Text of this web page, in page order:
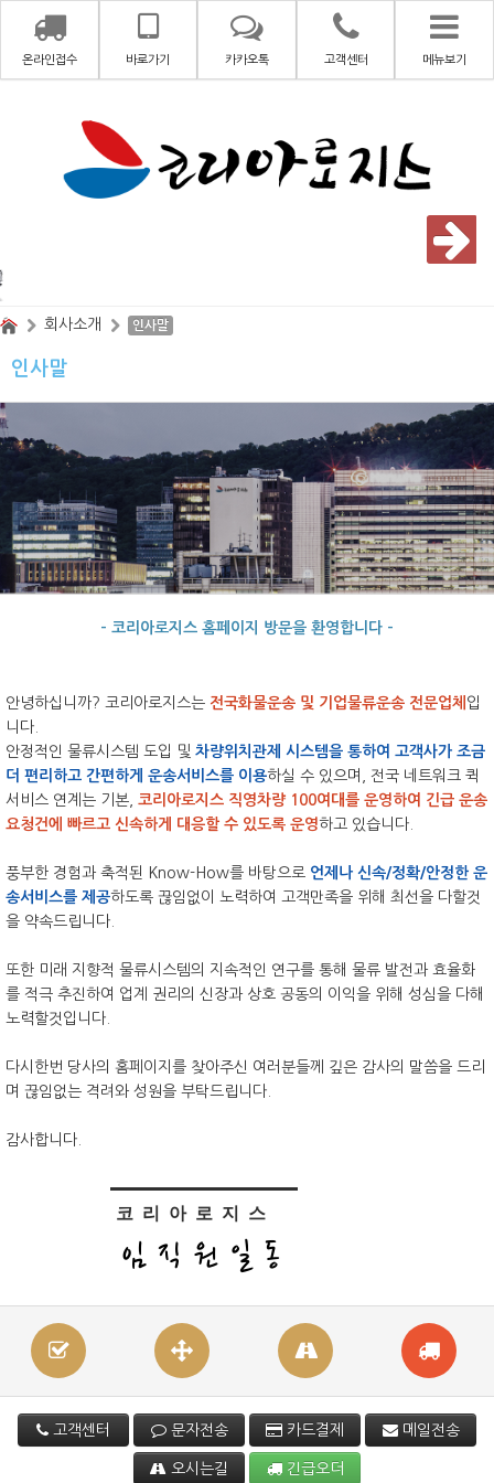
온라인접수 바로가기 카카오톡 고객센터 메뉴보기
회사소개 인사말
인사말
- 코리아로지스 홈페이지 방문을 환영합니다 -
안녕하십니까? 코리아로지스는 전국화물운송 및 기업물류운송 전문업체 입
니다.
안정적인 물류시스템 도입 및 차량위치관제 시스템을 통하여 고객사가 조금
더 편리하고 간편하게 운송서비스를 이용하실 수 있으며, 전국 네트워크 퀵
서비스 연계는 기본, 코리아로지스 직영차량 100여대를 운영하여 긴급 운송
요청건에 빠르고 신속하게 대응할 수 있도록 운영하고 있습니다.
풍부한 경험과 축적된 Know-How를 바탕으로 언제나 신속/정확/안정한 운
송서비스를 제공하도록 끊임없이 노력하여 고객만족을 위해 최선을 다할것
을 약속드립니다.
또한 미래 지향적 물류시스템의 지속적인 연구를 통해 물류 발전과 효율화
를 적극 추진하여 업계 권리의 신장과 상호 공동의 이익을 위해 성심을 다해
노력할것입니다.
다시한번 당사의 홈페이지를 찾아주신 여러분들께 깊은 감사의 말씀을 드리
며 끊임없는 격려와 성원을 부탁드립니다.
감사합니다.
코리아로지스
임직원일동
고객센터 문자전송 카드결제 메일전송
오시는길 긴급오더